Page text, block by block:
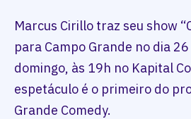
Marcus Cirillo traz seu show
para Campo Grande no dia
domingo, às 19h no Kapital
espetáculo é o primeiro do
Grande Comedy.